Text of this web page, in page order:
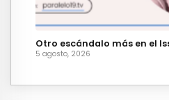
Otro escándalo más en el
5 agosto, 2026